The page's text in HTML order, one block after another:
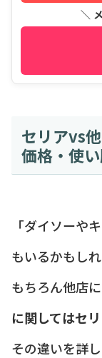
＼
セリアvs
価格・使
「ダイソーや
もいるかもしれ
もちろん他店
に関してはセ
その違いを詳